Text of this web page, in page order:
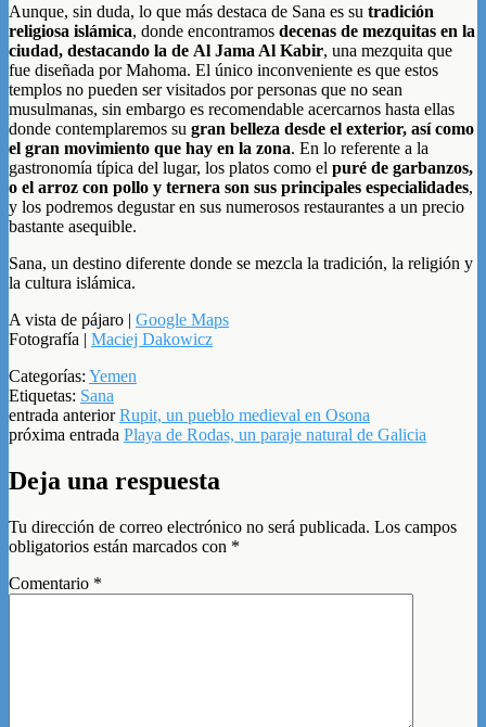
Aunque, sin duda, lo que más destaca de Sana es su tradición
religiosa islámica, donde encontramos decenas de mezquitas en la
ciudad, destacando la de Al Jama Al Kabir, una mezquita que
fue diseñada por Mahoma. El único inconveniente es que estos
templos no pueden ser visitados por personas que no sean
musulmanas, sin embargo es recomendable acercarnos hasta ellas
donde contemplaremos su gran belleza desde el exterior, así como
el gran movimiento que hay en la zona. En lo referente a la
gastronomía típica del lugar, los platos como el puré de garbanzos,
o el arroz con pollo y ternera son sus principales especialidades,
y los podremos degustar en sus numerosos restaurantes a un precio
bastante asequible.
Sana, un destino diferente donde se mezcla la tradición, la religión y
la cultura islámica.
A vista de pájaro | Google Maps
Fotografía | Maciej Dakowicz
Categorías: Yemen
Etiquetas: Sana
entrada anteriorRupit, un pueblo medieval en Osona
próxima entrada Playa de Rodas, un paraje natural de Galicia
Deja una respuesta
Tu dirección de correo electrónico no será publicada. Los campos
obligatorios están marcados con *
Comentario *